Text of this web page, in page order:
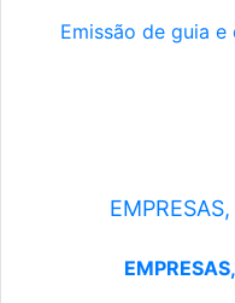
Emissão de guia